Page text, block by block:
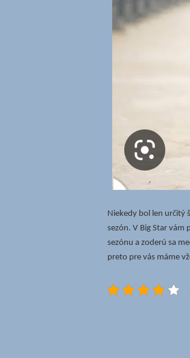
Niekedy bol len určitý
sezón. V Big Star
sezónu a zoderú sa
preto pre vás máme